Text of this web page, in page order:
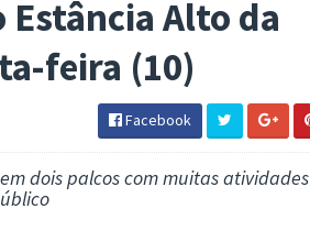
Alto da
feira (10)
Facebook
dois palcos com muitas atividades